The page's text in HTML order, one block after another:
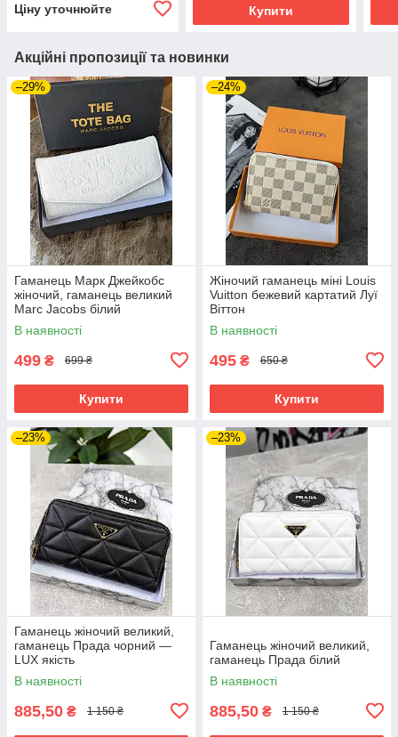
Ціну уточнюйте Купити
Акційні пропозиції та новинки
–29%
Гаманець Марк Джейкобс
жіночий, гаманець великий
Marc Jacobs білий
В наявності
499 ₴ 699 ₴
Купити
–24%
Жіночий гаманець міні Louis
Vuitton бежевий картатий Луї
Віттон
В наявності
495 ₴ 650 ₴
Купити
–23%
Гаманець жіночий великий,
гаманець Прада чорний —
LUX якість
В наявності
885,50 ₴ 1 150 ₴
–23%
Гаманець жіночий великий,
гаманець Прада білий
В наявності
885,50 ₴ 1 150 ₴